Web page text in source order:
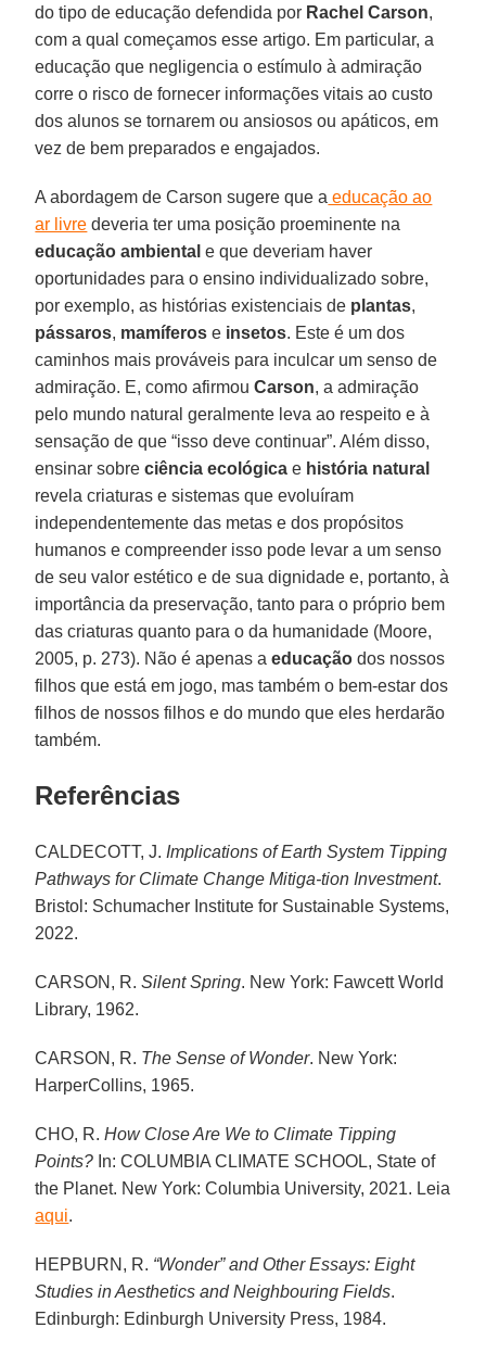
do tipo de educação defendida por Rachel Carson,
com a qual começamos esse artigo. Em particular, a
educação que negligencia o estímulo à admiração
corre o risco de fornecer informações vitais ao custo
dos alunos se tornarem ou ansiosos ou apáticos, em
vez de bem preparados e engajados.
A abordagem de Carson sugere que a educação ao
ar livre deveria ter uma posição proeminente na
educação ambiental e que deveriam haver
oportunidades para o ensino individualizado sobre,
por exemplo, as histórias existenciais de plantas,
pássaros, mamíferos e insetos. Este é um dos
caminhos mais prováveis para inculcar um senso de
admiração. E, como afirmouCarson, a admiração
pelo mundo natural geralmente leva ao respeito e à
sensação de que “isso deve continuar”. Além disso,
ensinar sobreciência ecológica e história natural
revela criaturas e sistemas que evoluíram
independentemente das metas e dos propósitos
humanos e compreender isso pode levar a um senso
de seu valor estético e de sua dignidade e, portanto, à
importância da preservação, tanto para o próprio bem
das criaturas quanto para o da humanidade (Moore,
2005, p. 273). Não é apenas aeducação dos nossos
filhos que está em jogo, mas também o bem-estar dos
filhos de nossos filhos e do mundo que eles herdarão
também.
Referências
CALDECOTT, J. Implications of Earth System Tipping
Pathways for Climate Change Mitiga-tion Investment.
Bristol: Schumacher Institute for Sustainable Systems,
2022.
CARSON, R.Silent Spring. New York: Fawcett World
Library, 1962.
CARSON, R. The Sense of Wonder. New York:
HarperCollins, 1965.
CHO, R.How Close Are We to Climate Tipping
Points? In: COLUMBIA CLIMATE SCHOOL, State of
the Planet. New York: Columbia University, 2021. Leia
aqui.
HEPBURN, R. “Wonder” and Other Essays: Eight
Studies in Aesthetics and Neighbouring Fields.
Edinburgh: Edinburgh University Press, 1984.